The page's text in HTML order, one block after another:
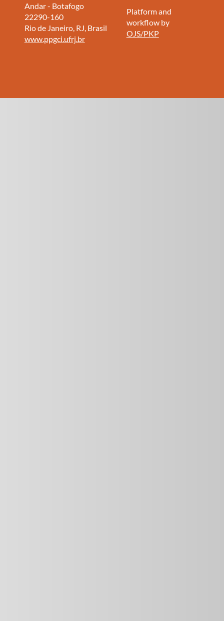
Andar - Botafogo
22290-160
Rio de Janeiro, RJ, Brasil
www.ppgci.ufrj.br
Platform and
workflow by
OJS/PKP